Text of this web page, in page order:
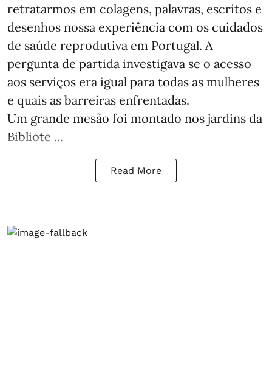
retratarmos em colagens, palavras, escritos e
desenhos nossa experiência com os cuidados
de saúde reprodutiva em Portugal. A
pergunta de partida investigava se o acesso
aos serviços era igual para todas as mulheres
e quais as barreiras enfrentadas.
Um grande mesão foi montado nos jardins da
Bibliote ...
Read More